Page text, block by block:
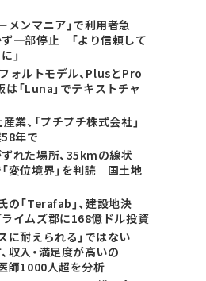
メンマニア」で利用者急
一部停止 「より信頼して
」
ォルトモデル、PlusとPro
は「Luna」でテキストチャ
業、「プチプチ株式会社」
年で
れた場所、35kmの線状
変位境界」を判読 国土地
の「Terafab」、建設地決
イムズ郡に168億ドル投資
に耐えられる」ではない
収入・満足度が高いの
1000人超を分析